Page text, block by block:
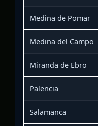
Medina de Pomar
Medina del Campo
Miranda de Ebro
Palencia
Salamanca